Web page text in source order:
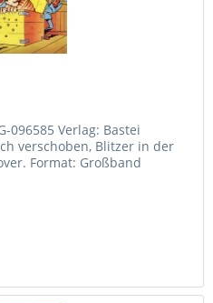
096585 Verlag: Bastei
verschoben, Blitzer in der
Format: Großband